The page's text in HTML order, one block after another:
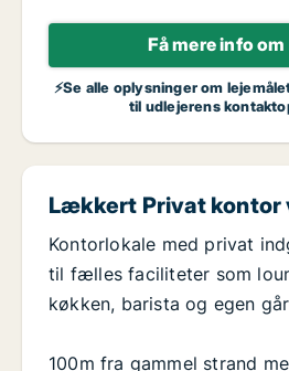
Få mere info
⚡Se alle oplysninger om
til udlejerens
Lækkert Privat kontor
Kontorlokale med privat
til fælles faciliteter som
køkken, barista og egen
100m fra gammel strand